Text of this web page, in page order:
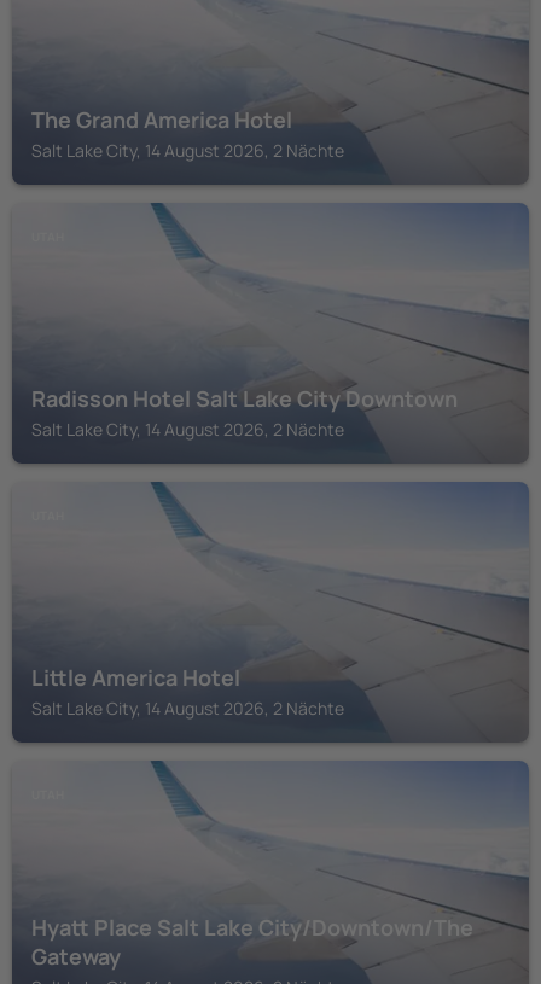
The Grand America Hotel
Salt Lake City, 14 August 2026, 2 Nächte
Radisson Hotel Salt Lake City Downtown
Salt Lake City, 14 August 2026, 2 Nächte
Little America Hotel
Salt Lake City, 14 August 2026, 2 Nächte
Hyatt Place Salt Lake City/Downtown/The
Gateway